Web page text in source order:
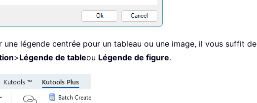
une légende centrée pour un tableau ou une image, il vous suffit
>Légende de tableou Légende de figure.